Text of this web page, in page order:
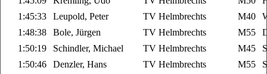
1:45:33
Leupold, Peter TV Helmbrechts M40
1:48:38
Bole, Jürgen TV Helmbrechts M55
1:50:19
Schindler, Michael TV Helmbrechts M45
1:50:46
Denzler, Hans TV Helmbrechts M55